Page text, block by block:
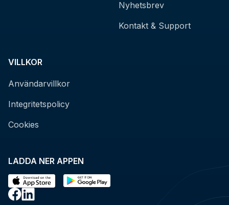
LADDA NER APPEN
Nyhetsbrev
Kontakt & Support
VILLKOR
Användarvillkor
Integritetspolicy
Cookies